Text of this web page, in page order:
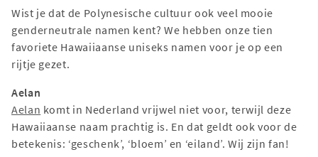
Wist je dat de Polynesische cultuur ook veel mooie
genderneutrale namen kent? We hebben onze tien
favoriete Hawaiiaanse uniseks namen voor je op een
rijtje gezet.
Aelan
Aelan komt in Nederland vrijwel niet voor, terwijl deze
Hawaiiaanse naam prachtig is. En dat geldt ook voor de
betekenis: ‘geschenk’, ‘bloem’ en ‘eiland’. Wij zijn fan!